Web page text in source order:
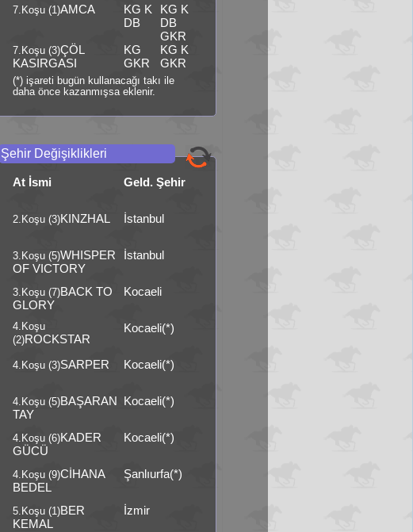
7.Koşu (1)AMCA
KG K
DB
KG K
DB
GKR
7.Koşu (3)ÇÖL
KASIRGASI
KG
GKR
KG K
GKR
(*) işareti bugün kullanacağı takı ile
daha önce kazanmışsa eklenir.
Şehir Değişiklikleri
At İsmi Geld. Şehir
2.Koşu (3)KINZHAL İstanbul
3.Koşu (5)WHISPER
OF VICTORY
İstanbul
3.Koşu (7)BACK TO
GLORY
Kocaeli
4.Koşu
(2)ROCKSTAR
Kocaeli(*)
4.Koşu (3)SARPER Kocaeli(*)
4.Koşu (5)BAŞARAN
TAY
Kocaeli(*)
4.Koşu (6)KADER
GÜCÜ
Kocaeli(*)
4.Koşu (9)CİHANA
BEDEL
Şanlıurfa(*)
5.Koşu (1)BER
KEMAL
İzmir